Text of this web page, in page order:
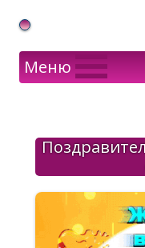
Gif Открытки в
Меню